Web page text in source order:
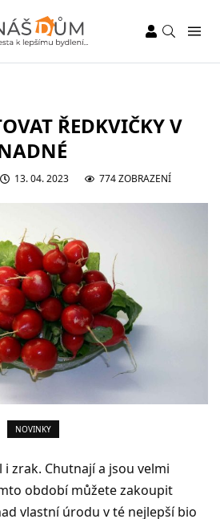
ŘEDKVIČKY V
13. 04. 2023 774 ZOBRAZENÍ
NOVINKY
zrak. Chutnají a jsou velmi
období můžete zakoupit
vlastní úrodu v té nejlepší bio